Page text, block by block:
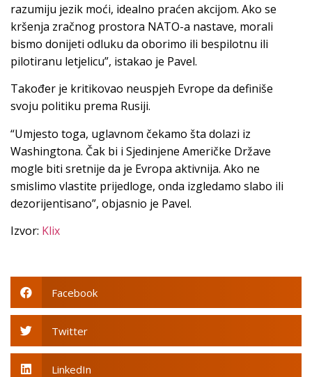
razumiju jezik moći, idealno praćen akcijom. Ako se
kršenja zračnog prostora NATO-a nastave, morali
bismo donijeti odluku da oborimo ili bespilotnu ili
pilotiranu letjelicu”, istakao je Pavel.
Također je kritikovao neuspjeh Evrope da definiše
svoju politiku prema Rusiji.
“Umjesto toga, uglavnom čekamo šta dolazi iz
Washingtona. Čak bi i Sjedinjene Američke Države
mogle biti sretnije da je Evropa aktivnija. Ako ne
smislimo vlastite prijedloge, onda izgledamo slabo ili
dezorijentisano”, objasnio je Pavel.
Izvor: Klix
Facebook
Twitter
LinkedIn